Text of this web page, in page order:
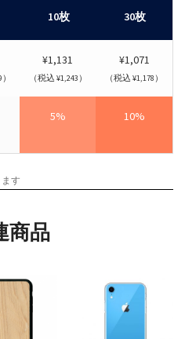
10枚 30枚
¥1,131
（税込 ¥1,243）
¥1,071
（税込 ¥1,178）
5% 10%
す
商品